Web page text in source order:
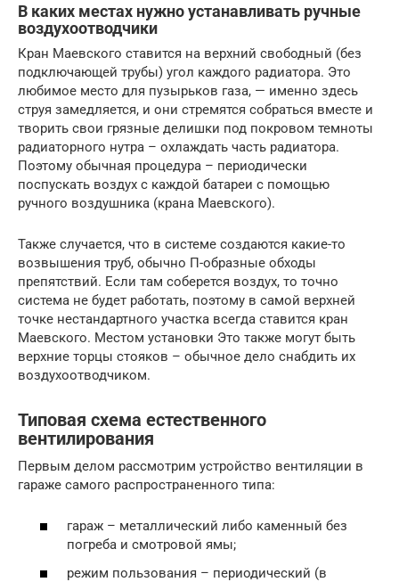
В каких местах нужно устанавливать ручные
воздухоотводчики
Кран Маевского ставится на верхний свободный (без
подключающей трубы) угол каждого радиатора. Это
любимое место для пузырьков газа, — именно здесь
струя замедляется, и они стремятся собраться вместе и
творить свои грязные делишки под покровом темноты
радиаторного нутра – охлаждать часть радиатора.
Поэтому обычная процедура – периодически
поспускать воздух с каждой батареи с помощью
ручного воздушника (крана Маевского).
Также случается, что в системе создаются какие-то
возвышения труб, обычно П-образные обходы
препятствий. Если там соберется воздух, то точно
система не будет работать, поэтому в самой верхней
точке нестандартного участка всегда ставится кран
Маевского. Местом установки Это также могут быть
верхние торцы стояков – обычное дело снабдить их
воздухоотводчиком.
Типовая схема естественного
вентилирования
Первым делом рассмотрим устройство вентиляции в
гараже самого распространенного типа:
гараж – металлический либо каменный без
погреба и смотровой ямы;
режим пользования – периодический (в